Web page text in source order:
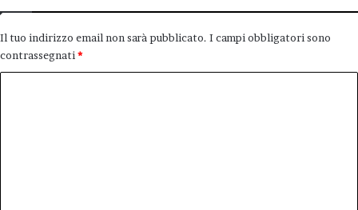
Il tuo indirizzo email non sarà pubblicato. I campi obbligatori sono
contrassegnati *